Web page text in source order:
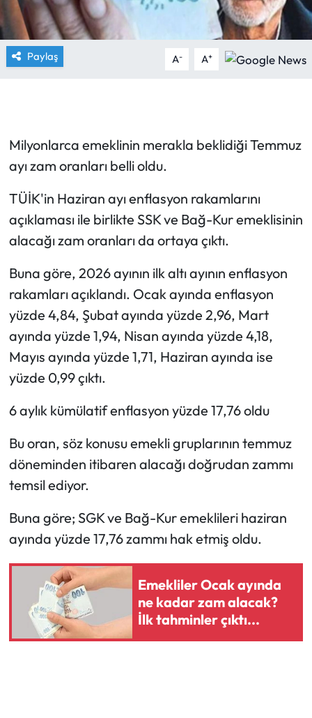
Paylaş A- A+
Milyonlarca emeklinin merakla beklidiği Temmuz
ayı zam oranları belli oldu.
TÜİK'in Haziran ayı enflasyon rakamlarını
açıklaması ile birlikte SSK ve Bağ-Kur emeklisinin
alacağı zam oranları da ortaya çıktı.
Buna göre, 2026 ayının ilk altı ayının enflasyon
rakamları açıklandı. Ocak ayında enflasyon
yüzde 4,84, Şubat ayında yüzde 2,96, Mart
ayında yüzde 1,94, Nisan ayında yüzde 4,18,
Mayıs ayında yüzde 1,71, Haziran ayında ise
yüzde 0,99 çıktı.
6 aylık kümülatif enflasyon yüzde 17,76 oldu
Bu oran, söz konusu emekli gruplarının temmuz
döneminden itibaren alacağı doğrudan zammı
temsil ediyor.
Buna göre; SGK ve Bağ-Kur emeklileri haziran
ayında yüzde 17,76 zammı hak etmiş oldu.
Emekliler Ocak ayında
ne kadar zam alacak?
İlk tahminler çıktı...